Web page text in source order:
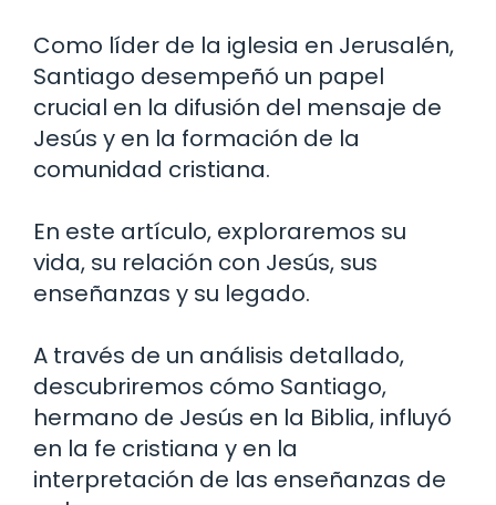
Como líder de la iglesia en Jerusalén,
Santiago desempeñó un papel
crucial en la difusión del mensaje de
Jesús y en la formación de la
comunidad cristiana.
En este artículo, exploraremos su
vida, su relación con Jesús, sus
enseñanzas y su legado.
A través de un análisis detallado,
descubriremos cómo Santiago,
hermano de Jesús en la Biblia, influyó
en la fe cristiana y en la
interpretación de las enseñanzas de